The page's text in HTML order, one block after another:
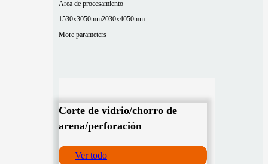
Área de procesamiento
1530x3050mm2030x4050mm
More parameters
Corte de vidrio/chorro de
arena/perforación
Ver todo